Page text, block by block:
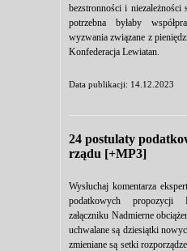
bezstronności i
potrzebna byłaby
wyzwania związane z
Konfederacja Lewiatan.
Data publikacji: 14.12.2023
24 postulaty
rządu [+MP3]
Wysłuchaj komentarza
podatkowych propozycji
załączniku Nadmierne
uchwalane są dziesiątki
zmieniane są setki